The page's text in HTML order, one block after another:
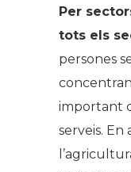
Per
tots els
persones
important
serveis.